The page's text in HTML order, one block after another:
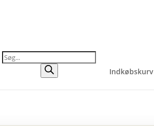
Products
search
Indkøbskurv